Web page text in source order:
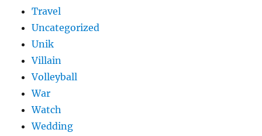
Travel
Uncategorized
Unik
Villain
Volleyball
War
Watch
Wedding